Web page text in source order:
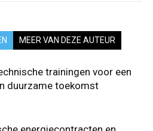
MEER VAN DEZE AUTEUR
trainingen voor een
duurzame toekomst